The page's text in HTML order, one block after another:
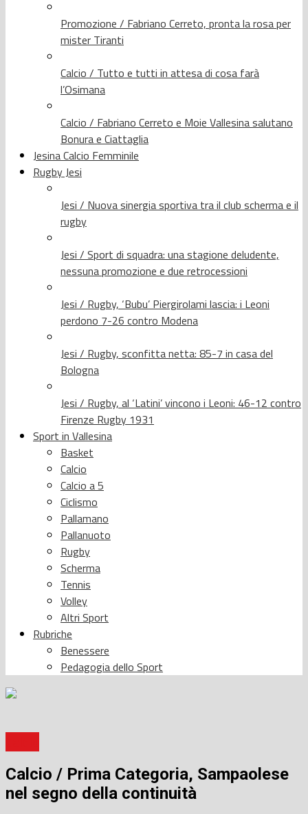
Promozione / Fabriano Cerreto, pronta la rosa per
mister Tiranti
Calcio / Tutto e tutti in attesa di cosa farà
l’Osimana
Calcio / Fabriano Cerreto e Moie Vallesina salutano
Bonura e Ciattaglia
Jesina Calcio Femminile
Rugby Jesi
Jesi / Nuova sinergia sportiva tra il club scherma e il
rugby
Jesi / Sport di squadra: una stagione deludente,
nessuna promozione e due retrocessioni
Jesi / Rugby, ‘Bubu’ Piergirolami lascia: i Leoni
perdono 7-26 contro Modena
Jesi / Rugby, sconfitta netta: 85-7 in casa del
Bologna
Jesi / Rugby, al ‘Latini’ vincono i Leoni: 46-12 contro
Firenze Rugby 1931
Sport in Vallesina
Basket
Calcio
Calcio a 5
Ciclismo
Pallamano
Pallanuoto
Rugby
Scherma
Tennis
Volley
Altri Sport
Rubriche
Benessere
Pedagogia dello Sport
Calcio / Prima Categoria, Sampaolese
nel segno della continuità